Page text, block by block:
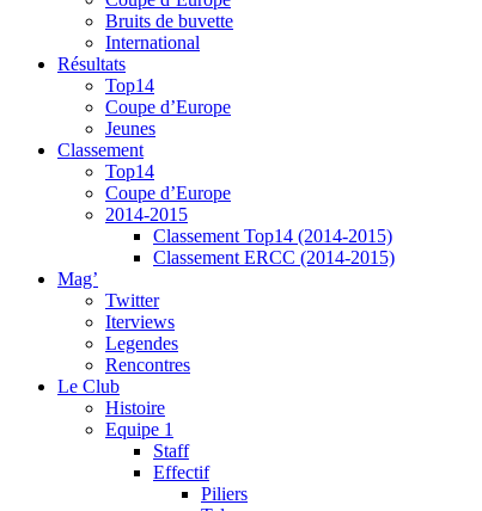
Bruits de buvette
International
Résultats
Top14
Coupe d’Europe
Jeunes
Classement
Top14
Coupe d’Europe
2014-2015
Classement Top14 (2014-2015)
Classement ERCC (2014-2015)
Mag’
Twitter
Iterviews
Legendes
Rencontres
Le Club
Histoire
Equipe 1
Staff
Effectif
Piliers